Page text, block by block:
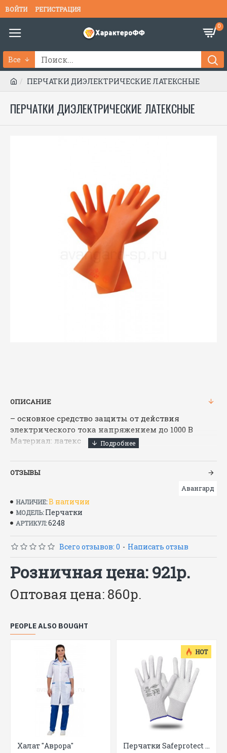
ВОЙТИ РЕГИСТРАЦИЯ
0
Все
ПЕРЧАТКИ ДИЭЛЕКТРИЧЕСКИЕ ЛАТЕКСНЫЕ
ПЕРЧАТКИ ДИЭЛЕКТРИЧЕСКИЕ ЛАТЕКСНЫЕ
ОПИСАНИЕ
– основное средство защиты от действия
электрического тока напряжением до 1000 В
Материал: латекс
ТУ 38.106977-2004
ОТЗЫВЫ
НАЛИЧИЕ:В наличии
МОДЕЛЬ: Перчатки
АРТИКУЛ:6248
Авангард
Всего отзывов: 0 - Написать отзыв
Розничная цена: 921р.
Оптовая цена: 860р.
PEOPLE ALSO BOUGHT
Халат "Аврора"
HOT
Перчатки Safeprotect НейпМикро-Б (нейлон+ПВХ-микроточка, белый)